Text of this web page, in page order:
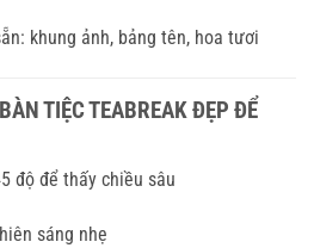
khung ảnh, bảng tên, hoa tươi
TIỆC TEABREAK ĐẸP ĐỂ
độ để thấy chiều sâu
sáng nhẹ